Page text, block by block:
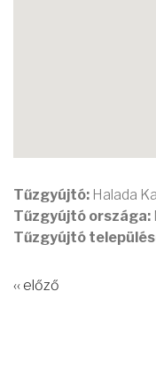
Tűzgyújtó: Halada
Tűzgyújtó országa:
Tűzgyújtó
‹‹ előző